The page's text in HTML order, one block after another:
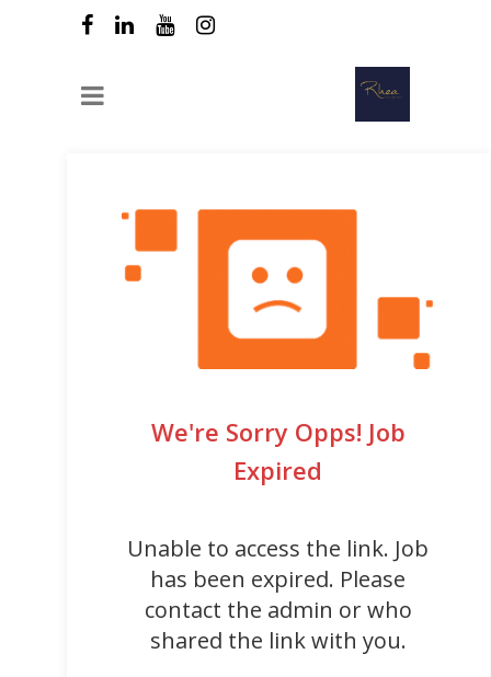
We're Sorry Opps! Job
Expired
Unable to access the link. Job
has been expired. Please
contact the admin or who
shared the link with you.